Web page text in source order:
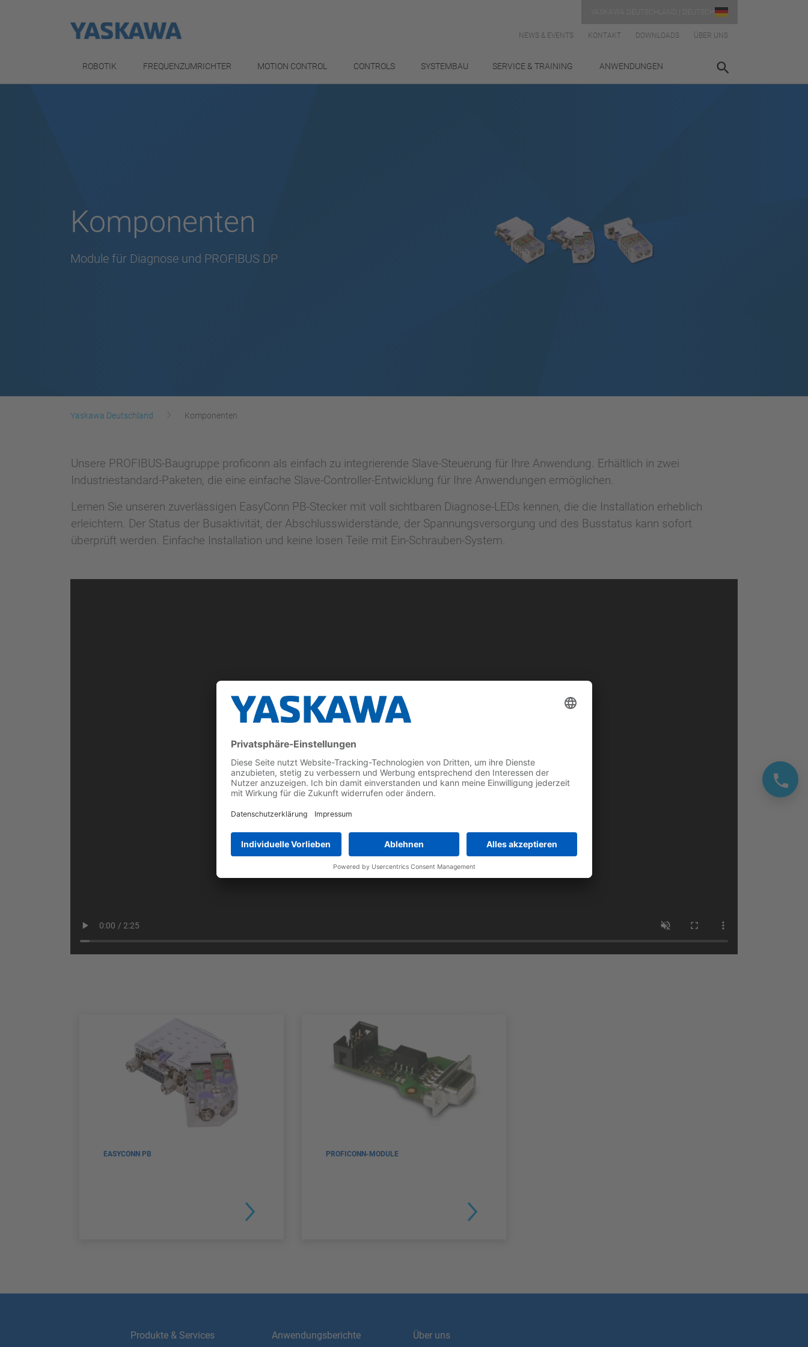
NEWS & EVENTS KONTAKT DOWNLOADS ÜBER UNS
ROBOTIK FREQUENZUMRICHTER MOTION CONTROL CONTROLS SYSTEMBAU SERVICE & TRAINING ANWENDUNGEN
Komponenten
Module für Diagnose und PROFIBUS DP
Yaskawa Deutschland Komponenten
Unsere PROFIBUS-Baugruppe proficonn als einfach zu integrierende Slave-Steuerung für Ihre Anwendung. Erhältlich in zwei
Industriestandard-Paketen, die eine einfache Slave-Controller-Entwicklung für Ihre Anwendungen ermöglichen.
Lernen Sie unseren zuverlässigen EasyConn PB-Stecker mit voll sichtbaren Diagnose-LEDs kennen, die die Installation erheblich
erleichtern. Der Status der Busaktivität, der Abschlusswiderstände, der Spannungsversorgung und des Busstatus kann sofort
überprüft werden. Einfache Installation und keine losen Teile mit Ein-Schrauben-System.
EASYCONN PB PROFICONN-MODULE
Produkte & Services Anwendungsberichte Über uns